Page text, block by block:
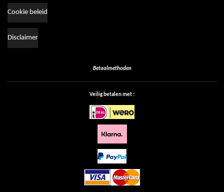
Cookie beleid
Disclaimer
Betaalmethoden
Veilig betalen met :